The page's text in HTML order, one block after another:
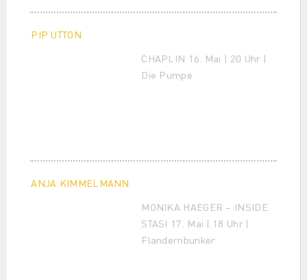
PIP UTTON
CHAPLIN 16. Mai | 20 Uhr |
Die Pumpe
ANJA KIMMELMANN
MONIKA HAEGER – INSIDE
STASI 17. Mai | 18 Uhr |
Flandernbunker